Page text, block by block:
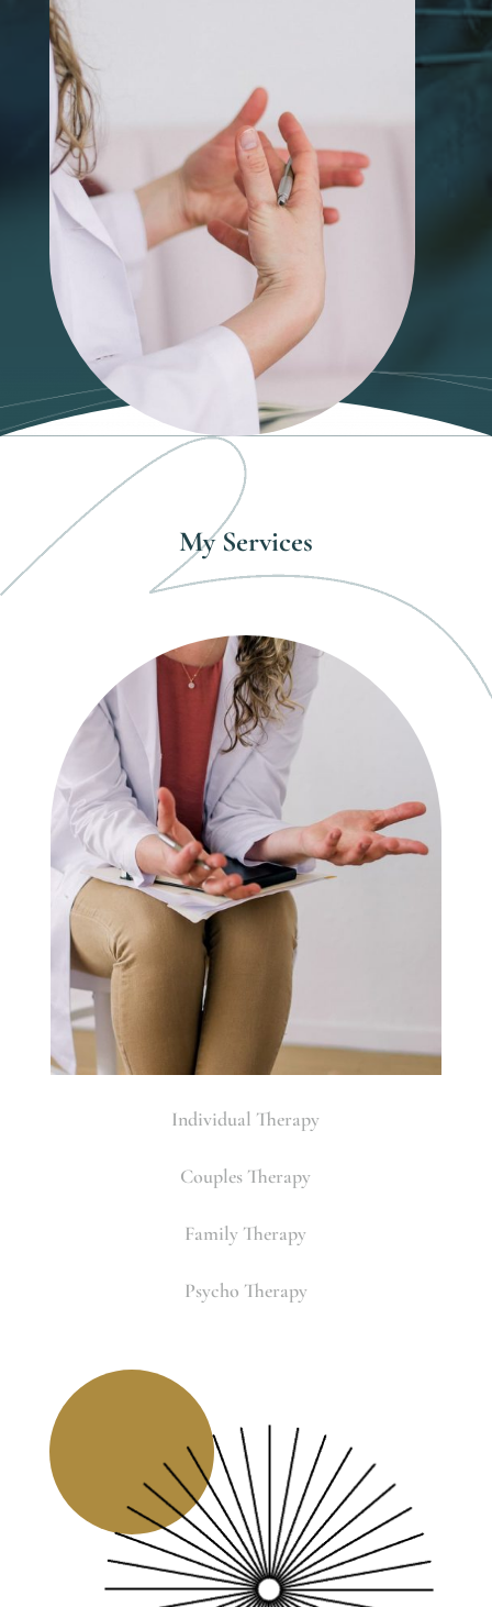
My Services
Individual Therapy
Couples Therapy
Family Therapy
Psycho Therapy